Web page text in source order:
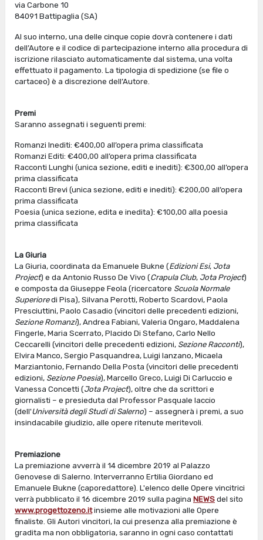
via Carbone 10
84091 Battipaglia (SA)
Al suo interno, una delle cinque copie dovrà contenere i dati
dell’Autore e il codice di partecipazione interno alla procedura di
iscrizione rilasciato automaticamente dal sistema, una volta
effettuato il pagamento. La tipologia di spedizione (se file o
cartaceo) è a discrezione dell’Autore.
Premi
Saranno assegnati i seguenti premi:
Romanzi Inediti: €400,00 all’opera prima classificata
Romanzi Editi: €400,00 all’opera prima classificata
Racconti Lunghi (unica sezione, editi e inediti): €300,00 all’opera
prima classificata
Racconti Brevi (unica sezione, editi e inediti): €200,00 all’opera
prima classificata
Poesia (unica sezione, edita e inedita): €100,00 alla poesia
prima classificata
La Giuria
La Giuria, coordinata da Emanuele Bukne (Edizioni Esi, Jota
Project) e da Antonio Russo De Vivo (Crapula Club, Jota Project)
e composta da Giuseppe Feola (ricercatore Scuola Normale
Superioredi Pisa), Silvana Perotti, Roberto Scardovi, Paola
Presciuttini, Paolo Casadio (vincitori delle precedenti edizioni,
Sezione Romanzi), Andrea Fabiani, Valeria Ongaro, Maddalena
Fingerle, Maria Scerrato, Placido Di Stefano, Carlo Nello
Ceccarelli (vincitori delle precedenti edizioni, Sezione Racconti),
Elvira Manco, Sergio Pasquandrea, Luigi Ianzano, Micaela
Marziantonio, Fernando Della Posta (vincitori delle precedenti
edizioni, Sezione Poesia), Marcello Greco, Luigi Di Carluccio e
Vanessa Concetti (Jota Project), oltre che da scrittori e
giornalisti – e presieduta dal Professor Pasquale Iaccio
(dell'Università degli Studi di Salerno) – assegnerà i premi, a suo
insindacabile giudizio, alle opere ritenute meritevoli.
Premiazione
La premiazione avverrà il 14 dicembre 2019 al Palazzo
Genovese di Salerno. Interverranno Ertilia Giordano ed
Emanuele Bukne (caporedattore). L'elenco delle Opere vincitrici
verrà pubblicato il 16 dicembre 2019 sulla pagina NEWS del sito
www.progettozeno.itinsieme alle motivazioni alle Opere
finaliste. Gli Autori vincitori, la cui presenza alla premiazione è
gradita ma non obbligatoria, saranno in ogni caso contattati